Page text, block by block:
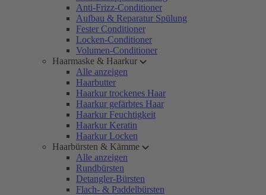
Anti-Frizz-Conditioner
Aufbau & Reparatur Spülung
Fester Conditioner
Locken-Conditioner
Volumen-Conditioner
Haarmaske & Haarkur
Alle anzeigen
Haarbutter
Haarkur trockenes Haar
Haarkur gefärbtes Haar
Haarkur Feuchtigkeit
Haarkur Keratin
Haarkur Locken
Haarbürsten & Kämme
Alle anzeigen
Rundbürsten
Detangler-Bürsten
Flach- & Paddelbürsten